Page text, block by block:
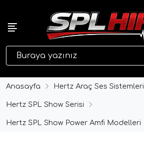
Anasayfa Hertz Araç Ses Sistemleri
Hertz SPL Show Serisi
Hertz SPL Show Power Amfi Modelleri